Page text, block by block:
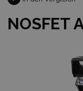
NOSFET